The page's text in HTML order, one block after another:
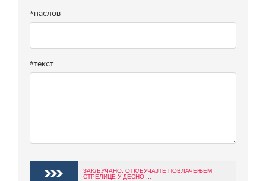
*наслов
*текст
ЗАКЉУЧАНО: ОТКЉУЧАЈТЕ ПОВЛАЧЕЊЕМ
СТРЕЛИЦЕ У ДЕСНО ...